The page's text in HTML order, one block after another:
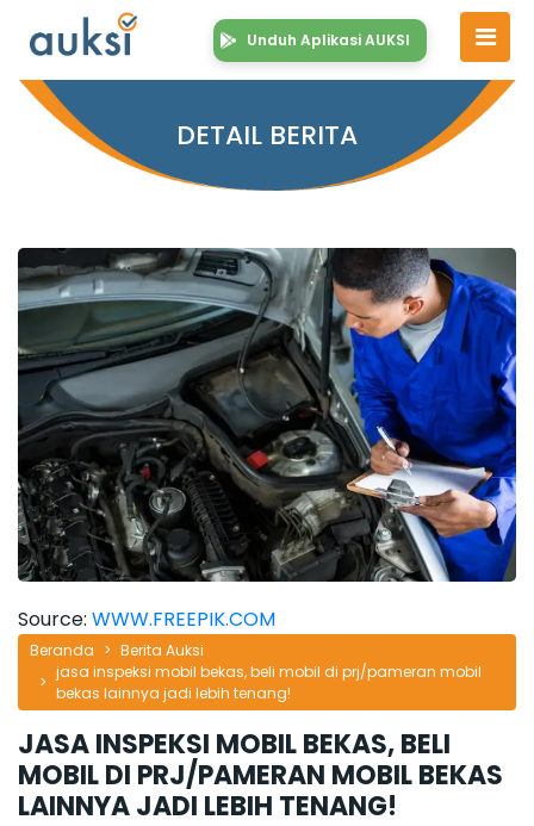
Unduh Aplikasi AUKSI
DETAIL BERITA
Beranda
Berita Auksi
jasa inspeksi mobil bekas, beli mobil di prj/pameran mobil
bekas lainnya jadi lebih tenang!
JASA INSPEKSI MOBIL BEKAS, BELI
MOBIL DI PRJ/PAMERAN MOBIL BEKAS
LAINNYA JADI LEBIH TENANG!
Source: WWW.FREEPIK.COM